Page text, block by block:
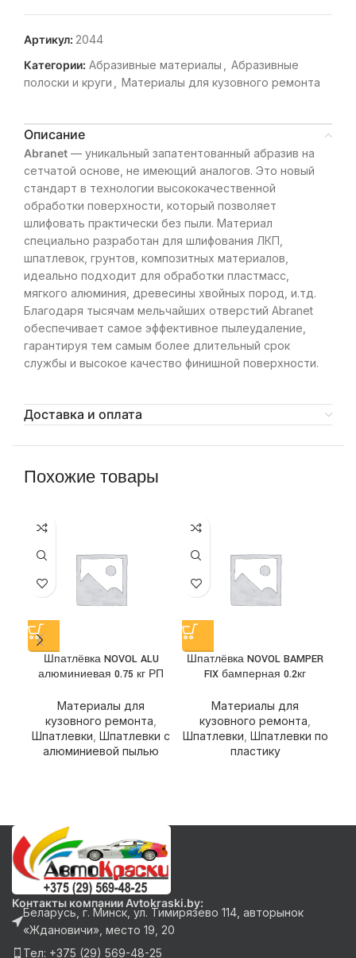
Артикул: 2044
Категории: Абразивные материалы
Абразивные
полоски и круги
Материалы для кузовного ремонта
Описание
Abranet — уникальный запатентованный абразив на
сетчатой основе, не имеющий аналогов. Это новый
стандарт в технологии высококачественной
обработки поверхности, который позволяет
шлифовать практически без пыли. Материал
специально разработан для шлифования ЛКП,
шпатлевок, грунтов, композитных материалов,
идеально подходит для обработки пластмасс,
мягкого алюминия, древесины хвойных пород, и.тд.
Благодаря тысячам мельчайших отверстий Abranet
обеспечивает самое эффективное пылеудаление,
гарантируя тем самым более длительный срок
службы и высокое качество финишной поверхности.
Доставка и оплата
Похожие товары
Шпатлёвка NOVOL ALU
алюминиевая 0.75 кг РП
Материалы для
кузовного ремонта
Шпатлевки Шпатлевки с
алюминиевой пылью
Шпатлёвка NOVOL BAMPER
FIX бамперная 0.2кг
Материалы для
кузовного ремонта
Шпатлевки Шпатлевки по
пластику
Контакты компании Avtokraski.by:
Беларусь, г. Минск, ул. Тимирязево 114, авторынок
«Ждановичи», место 19, 20
Тел: +375 (29) 569-48-25